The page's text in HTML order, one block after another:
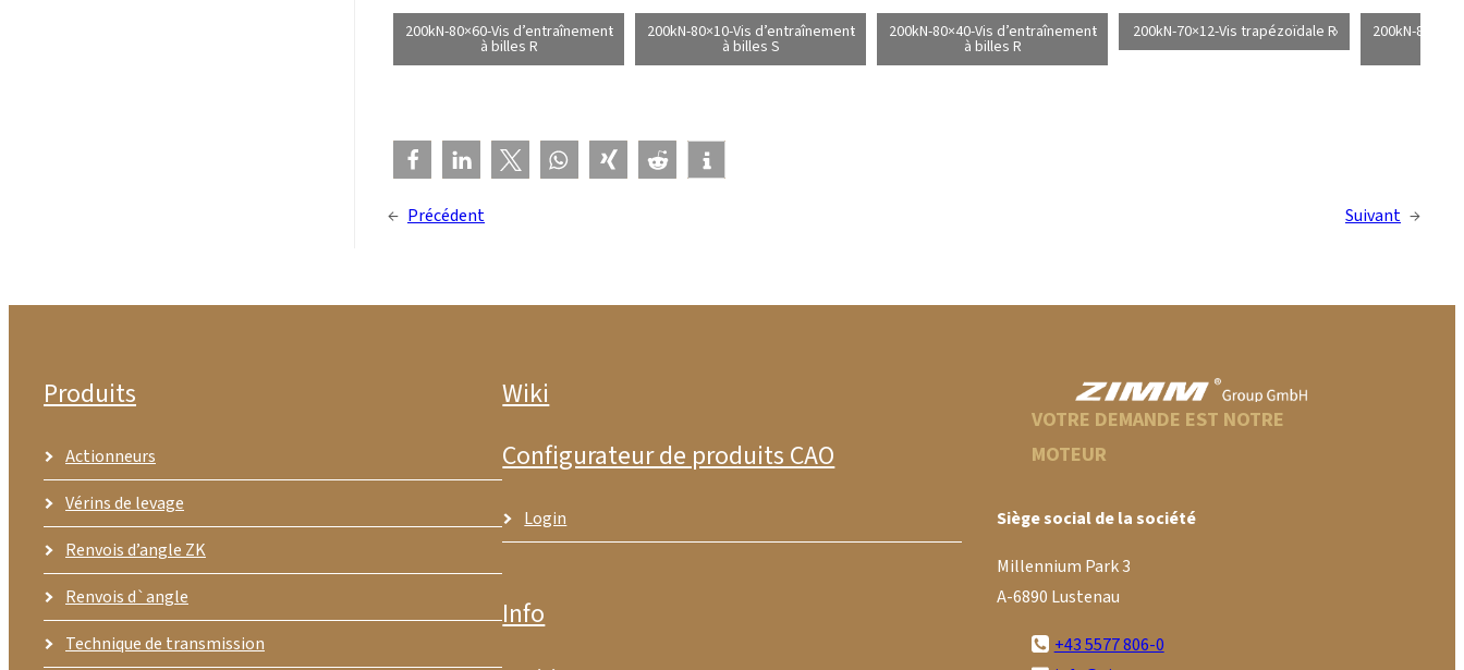
200kN-80×60-Vis d’entraînement
à billes R
200kN-80×10-Vis d’entraînement
à billes S
200kN-80×40-Vis d’entraînement
à billes R
200kN-70×12-Vis trapézoïdale R 200kN-
← Précédent Suivant →
Produits
Actionneurs
Vérins de levage
Renvois d’angle ZK
Renvois d`angle
Technique de transmission
Wiki
Configurateur de produits CAO
Login
Info
VOTRE DEMANDE EST NOTRE
MOTEUR
Siège social de la société
Millennium Park 3
A-6890 Lustenau
+43 5577 806-0